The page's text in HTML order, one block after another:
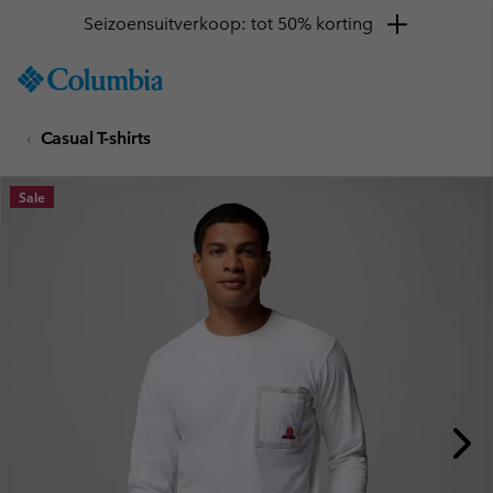
TO
SKIP
MAIN
NAV
Seizoensuitverkoop: tot 50% korting
Casual T-shirts
Sale